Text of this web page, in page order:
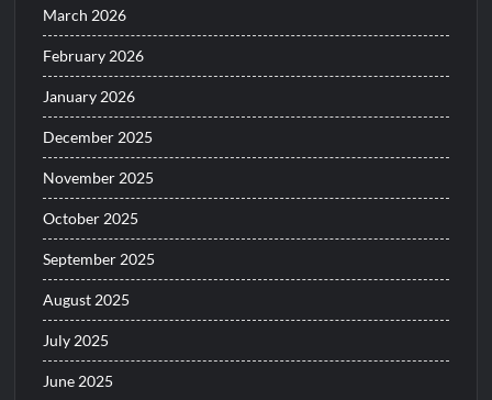
March 2026
February 2026
January 2026
December 2025
November 2025
October 2025
September 2025
August 2025
July 2025
June 2025